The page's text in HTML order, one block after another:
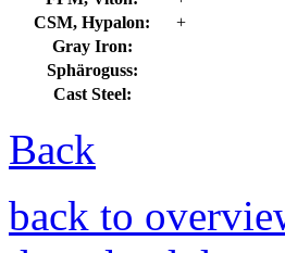
CSM, Hypalon:
+
Gray Iron:
Sphäroguss:
Cast Steel:
Back
back to